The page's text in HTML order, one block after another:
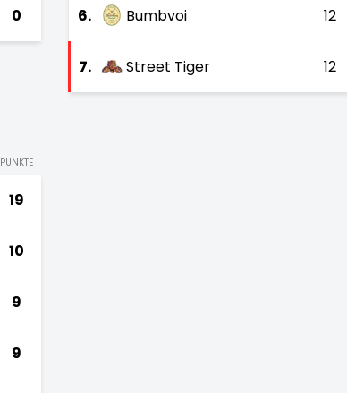
0 6. Bumbvoi 12
7. Street Tiger 12
PUNKTE
19
10
9
9